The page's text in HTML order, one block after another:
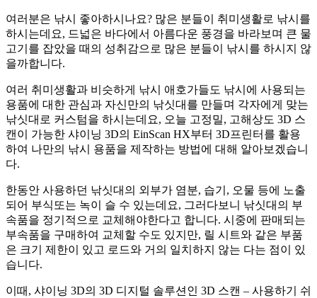
여러분은 낚시 좋아하시나요? 많은 분들이 취미생활로 낚시를
하시는데요, 드넓은 바다에서 아름다운 풍경을 바라보며 큰 물
고기를 잡았을 때의 성취감으로 많은 분들이 낚시를 하시지 않
을까합니다.
여러 취미생활과 비슷하게 낚시 애호가들도 낚시에 사용되는
용품에 대한 관심과 자신만의 낚싯대를 만들며 각자에게 맞는
낚싯대로 커스텀을 하시는데요, 오늘 고정밀, 고해상도 3D 스
캔이 가능한 샤이닝 3D의 EinScan HX부터 3D프린터를 활용
하여 나만의 낚시 용품을 제작하는 방법에 대해 알아보겠습니
다.
한동안 사용하던 낚싯대의 외부가 염분, 습기, 오물 등에 노출
되어 부식또는 녹이 슬 수 있는데요, 그러다보니 낚싯대의 부
속품을 정기적으로 교체해야한다고 합니다. 시중에 판매되는
부속품을 구매하여 교체할 수도 있지만, 릴 시트와 같은 부품
은 크기 제한이 있고 로드와 거의 일치하지 않는 다는 점이 있
습니다.
이때, 샤이닝 3D의 3D 디지털 솔루션인 3D 스캔 – 사용하기 쉬